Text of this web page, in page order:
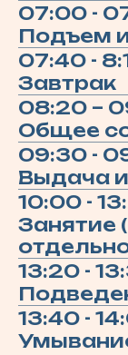
07:00 -
Подъем
07:40 -
Завтрак
08:20 –
Общее
09:30 -
Выдача
10:00 -
Занятие
13:20 -
13:40 -